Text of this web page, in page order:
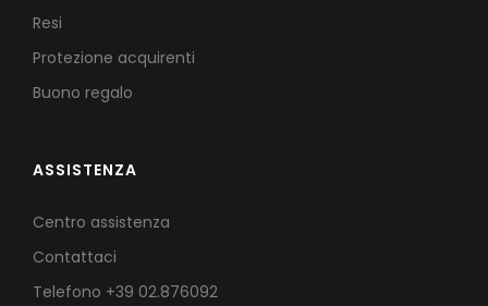
Resi
Protezione acquirenti
Buono regalo
ASSISTENZA
Centro assistenza
Contattaci
Telefono +39 02.876092